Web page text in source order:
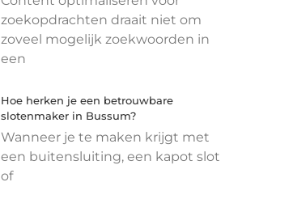
zoekopdrachten draait niet om
zoveel mogelijk zoekwoorden in
een
Hoe herken je een betrouwbare
slotenmaker in Bussum?
Wanneer je te maken krijgt met
een buitensluiting, een kapot slot
of